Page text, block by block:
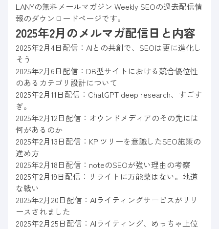
LANYの無料メールマガジン Weekly SEOの過去配信情
報のダウンロードページです。
2025年2月のメルマガ配信日と内容
2025年2月4日配信：AIとの共創で、SEOは更に進化し
そう
2025年2月6日配信：DB型サイトにおける競合優位性
のあるカテゴリ設計について
2025年2月11日配信：ChatGPT deep research、すごす
ぎ。
2025年2月12日配信：オウンドメディアのその先には
何があるのか
2025年2月13日配信：KPIツリーを意識したSEO施策の
進め方
2025年2月18日配信：noteのSEOが強い理由の考察
2025年2月19日配信：リライトに万能薬はない。地道
な戦い
2025年2月20日配信：AIライティングサービスがリリ
ースされました
2025年2月25日配信：AIライティング、めっちゃ上位